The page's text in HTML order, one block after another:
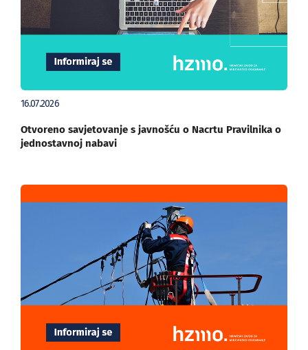
16.07.2026
Otvoreno savjetovanje s javnošću o Nacrtu Pravilnika o
jednostavnoj nabavi